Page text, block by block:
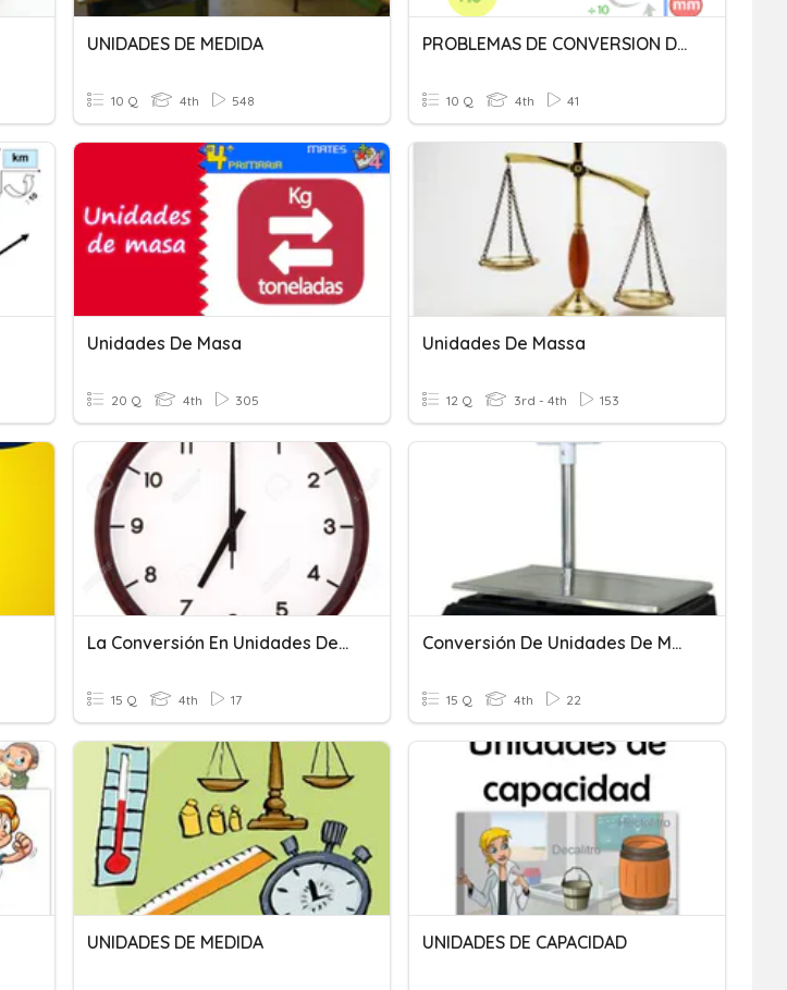
UNIDADES DE MEDIDA
10 Q 4th 548
PROBLEMAS DE CONVERSION DE UNIDADES DE LONGITUD
10 Q 4th 41
Unidades De Masa
20 Q 4th 305
Unidades De Massa
12 Q 3rd - 4th 153
La Conversión En Unidades De Tiempo
15 Q 4th 17
Conversión De Unidades De Masa 4° Grado
15 Q 4th 22
UNIDADES DE MEDIDA UNIDADES DE CAPACIDAD